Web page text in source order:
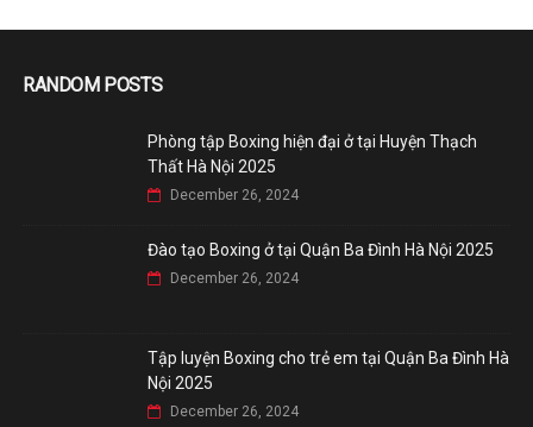
RANDOM POSTS
Phòng tập Boxing hiện đại ở tại Huyện Thạch
Thất Hà Nội 2025
December 26, 2024
Đào tạo Boxing ở tại Quận Ba Đình Hà Nội 2025
December 26, 2024
Tập luyện Boxing cho trẻ em tại Quận Ba Đình Hà
Nội 2025
December 26, 2024